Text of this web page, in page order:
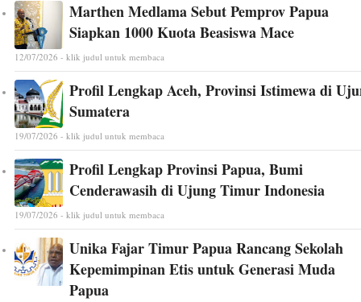
Marthen Medlama Sebut Pemprov Papua
Siapkan 1000 Kuota Beasiswa Mace
12/07/2026 - klik judul untuk membaca
Profil Lengkap Aceh, Provinsi Istimewa di
Sumatera
19/07/2026 - klik judul untuk membaca
Profil Lengkap Provinsi Papua, Bumi
Cenderawasih di Ujung Timur Indonesia
19/07/2026 - klik judul untuk membaca
Unika Fajar Timur Papua Rancang Sekolah
Kepemimpinan Etis untuk Generasi Muda
Papua